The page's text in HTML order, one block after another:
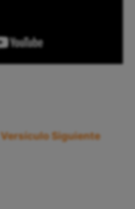
Versículo Siguiente